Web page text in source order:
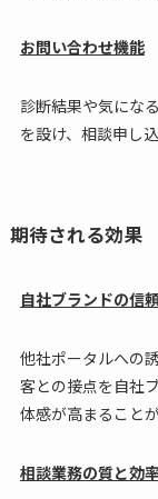
お問い合わせ機能
診断結果や気にな
を設け、相談申し
期待される効果
自社ブランドの信
他社ポータルへの
客との接点を自社
体感が高まること
相談業務の質と効